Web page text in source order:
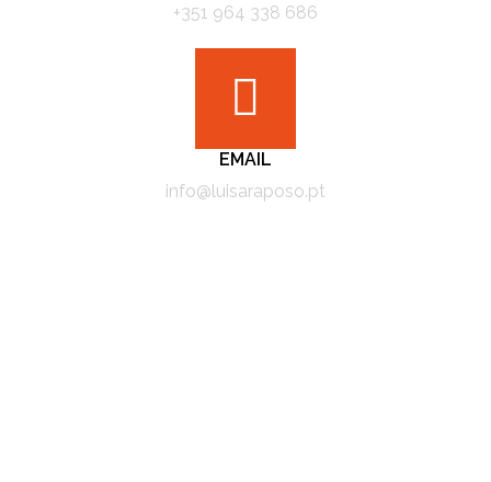
+351 964 338 686
EMAIL
info@luisaraposo.pt